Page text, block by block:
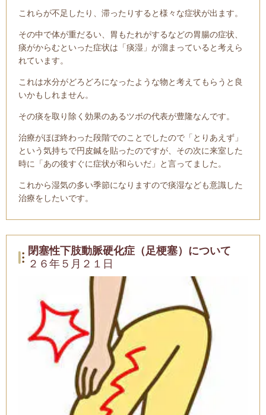
これらが不足したり、滞ったりすると様々な症状が出ます。
その中で体が重だるい、胃もたれがするなどの胃腸の症状、
痰がからむといった症状は「痰湿」が溜まっていると考えら
れています。
これは水分がどろどろになったような物と考えてもらうと良
いかもしれません。
その痰を取り除く効果のあるツボの代表が豊隆なんです。
治療がほぼ終わった段階でのことでしたので「とりあえず」
という気持ちで円皮鍼を貼ったのですが、その次に来室した
時に「あの後すぐに症状が和らいだ」と言ってました。
これから湿気の多い季節になりますので痰湿なども意識した
治療をしたいです。
閉塞性下肢動脈硬化症（足梗塞）について
２６年５月２１日